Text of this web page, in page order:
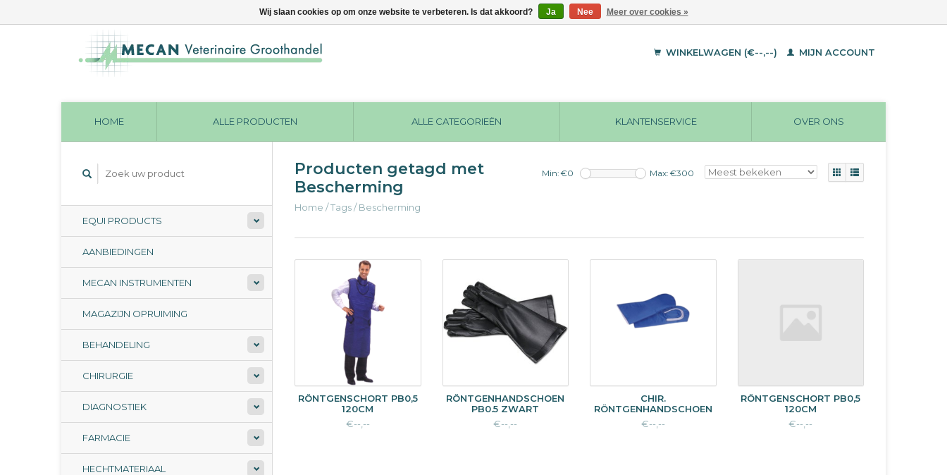
WINKELWAGEN (€--,--) MIJN ACCOUNT
HOME ALLE PRODUCTEN ALLE CATEGORIEËN KLANTENSERVICE OVER ONS
EQUI PRODUCTS
AANBIEDINGEN
MECAN INSTRUMENTEN
MAGAZIJN OPRUIMING
BEHANDELING
CHIRURGIE
DIAGNOSTIEK
FARMACIE
HECHTMATERIAAL
Producten getagd met
Bescherming
Home /Tags/Bescherming
Min: €0 Max: €300
RÖNTGENSCHORT PB0,5
120CM
€--,--
RÖNTGENHANDSCHOEN
PB0.5 ZWART
€--,--
CHIR.
RÖNTGENHANDSCHOEN
€--,--
RÖNTGENSCHORT PB0,5
120CM
€--,--
Wij slaan cookies op om onze website te verbeteren. Is dat akkoord? Ja Nee Meer over cookies »